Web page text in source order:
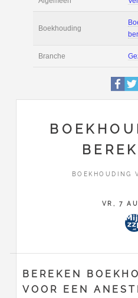
Tarief
Boekhoudsoftware
Boekhouding
BOEKHOUDING
VR, 7
BEREKEN
VOOR EEN